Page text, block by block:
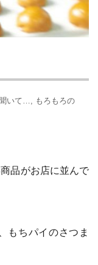
いて…
もろもろの
品がお店に並んで
、もちパイのさつま